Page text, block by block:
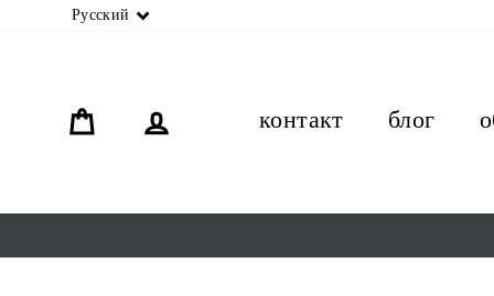
язык
Русский
блог
контакт
связь